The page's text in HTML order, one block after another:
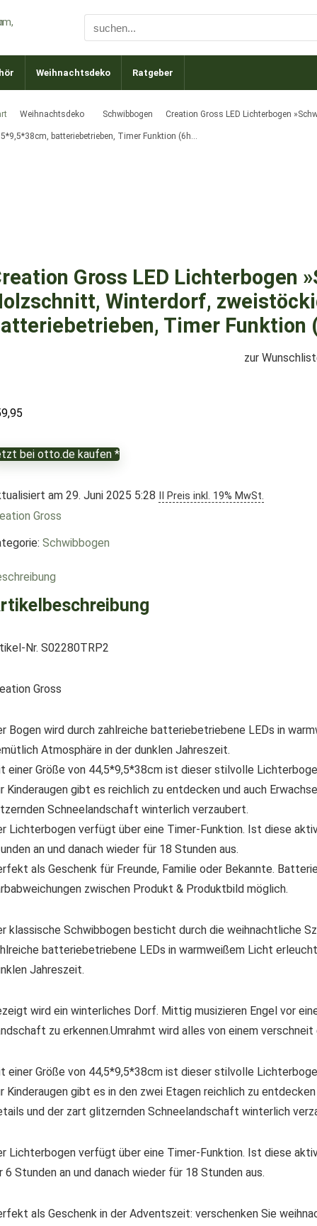
Weihnachtsdeko Ratgeber
Weihnachtsdeko Schwibbogen Creation Gross LED Lichterbogen
batteriebetrieben, Timer Funktion (6h…
Gross LED Lichterbogen
Winterdorf,
Timer Funktion
zur
bei otto.de kaufen *
am 29. Juni 2025 5:28 II Preis inkl. 19% MwSt.
Gross
Schwibbogen
Nr. S02280TRP2
Gross
Bogen wird durch zahlreiche batteriebetriebene LEDs in
Atmosphäre in der dunklen Jahreszeit.
einer Größe von 44,5*9,5*38cm ist dieser stilvolle
Kinderaugen gibt es reichlich zu entdecken und auch
Schneelandschaft winterlich verzaubert.
Lichterbogen verfügt über eine Timer-Funktion. Ist diese
an und danach wieder für 18 Stunden aus.
als Geschenk für Freunde, Familie oder Bekannte.
zwischen Produkt & Produktbild möglich.
klassische Schwibbogen besticht durch die weihnachtliche
batteriebetriebene LEDs in warmweißem Licht
Jahreszeit.
wird ein winterliches Dorf. Mittig musizieren Engel vor
zu erkennen.Umrahmt wird alles von einem
einer Größe von 44,5*9,5*38cm ist dieser stilvolle
Kinderaugen gibt es in den zwei Etagen reichlich zu
und der zart glitzernden Schneelandschaft winterlich
Lichterbogen verfügt über eine Timer-Funktion. Ist diese
6 Stunden an und danach wieder für 18 Stunden aus.
als Geschenk in der Adventszeit: verschenken Sie